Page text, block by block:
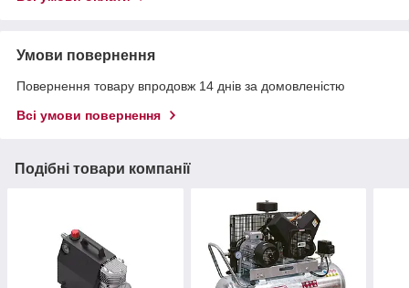
Умови повернення
Повернення товару впродовж 14 днів за домовленістю
Всі умови повернення
Подібні товари компанії